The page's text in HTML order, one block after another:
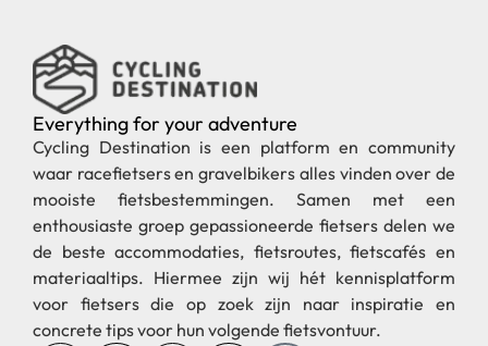
Everything for your adventure
Cycling Destination is een platform en community
waar racefietsers en gravelbikers alles vinden over de
mooiste fietsbestemmingen. Samen met een
enthousiaste groep gepassioneerde fietsers delen we
de beste accommodaties, fietsroutes, fietscafés en
materiaaltips. Hiermee zijn wij hét kennisplatform
voor fietsers die op zoek zijn naar inspiratie en
concrete tips voor hun volgende fietsvontuur.